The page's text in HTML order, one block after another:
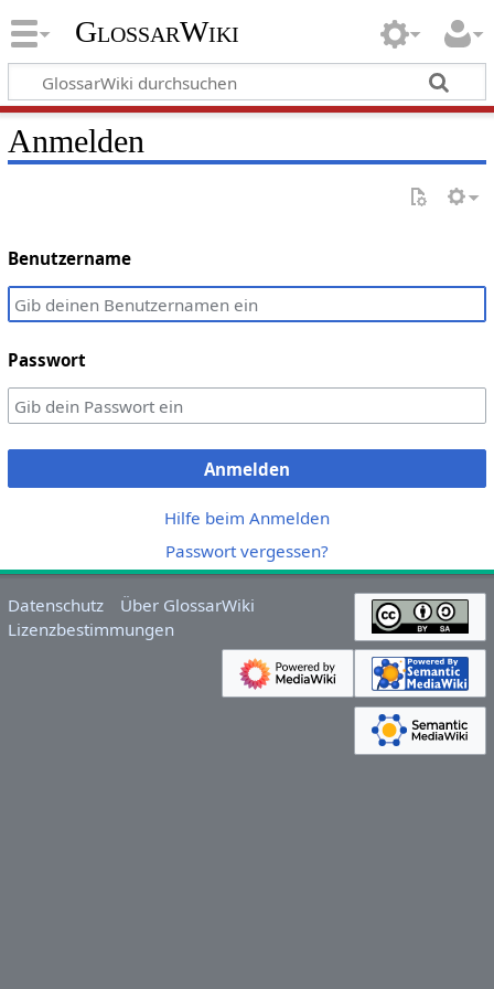
GlossarWiki
Anmelden
Benutzername
Passwort
Anmelden
Hilfe beim Anmelden
Passwort vergessen?
Datenschutz
Über GlossarWiki
Lizenzbestimmungen